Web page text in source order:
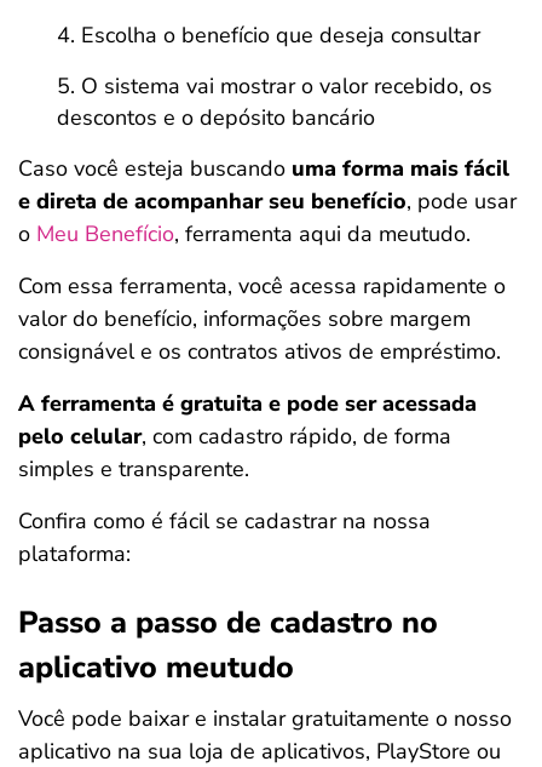
Escolha o benefício que deseja consultar
O sistema vai mostrar o valor recebido, os
descontos e o depósito bancário
Caso você esteja buscando uma forma mais fácil
e direta de acompanhar seu benefício, pode usar
o Meu Benefício, ferramenta aqui da meutudo.
Com essa ferramenta, você acessa rapidamente o
valor do benefício, informações sobre margem
consignável e os contratos ativos de empréstimo.
A ferramenta é gratuita e pode ser acessada
pelo celular, com cadastro rápido, de forma
simples e transparente.
Confira como é fácil se cadastrar na nossa
plataforma:
Passo a passo de cadastro no
aplicativo meutudo
Você pode baixar e instalar gratuitamente o nosso
aplicativo na sua loja de aplicativos, PlayStore ou